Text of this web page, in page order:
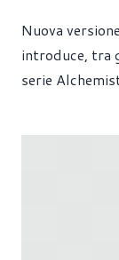
Nuova
introduce, tra
serie